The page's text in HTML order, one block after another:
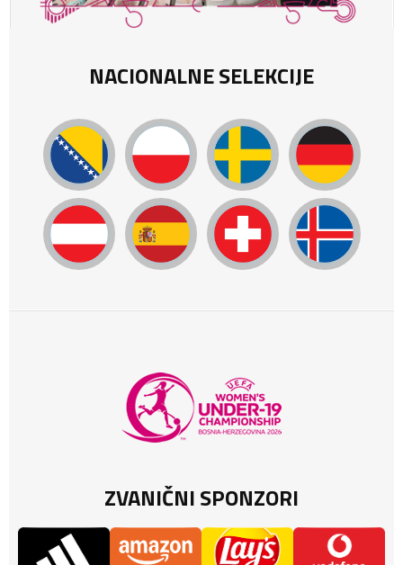
NACIONALNE SELEKCIJE
ZVANIČNI SPONZORI